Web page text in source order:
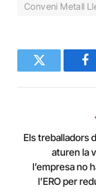
Conveni Metall
Twitter
Els treballadors
aturen la
l’empresa no
l’ERO per